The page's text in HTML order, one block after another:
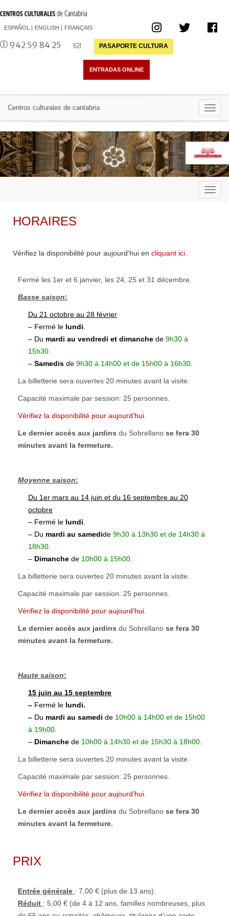
ESPAÑOL ENGLISH FRANÇAIS
942 59 84 25 PASAPORTE CULTURA
Centros culturales de cantabria
HORAIRES
Vérifiez la disponibilité pour aujourd'hui en cliquant ici.
Fermé les 1er et 6 janvier, les 24, 25 et 31 décembre.
Basse saison:
Du 21 octobre au 28 février
– Fermé le lundi.
– Du mardi au vendredi et dimanche de 9h30 à
15h30.
– Samedis de 9h30 à 14h00 et de 15h00 à 16h30.
La billetterie sera ouvertes 20 minutes avant la visite.
Capacité maximale par session: 25 personnes.
Vérifiez la disponibilité pour aujourd’hui.
Le dernier accès aux jardins du Sobrellano se fera 30
minutes avant la fermeture.
Moyenne saison:
Du 1er mars au 14 juin et du 16 septembre au 20
octobre
– Fermé le lundi.
– Du mardi au samedide 9h30 à 13h30 et de 14h30 à
18h30.
– Dimanche de 10h00 à 15h00.
La billetterie sera ouvertes 20 minutes avant la visite.
Capacité maximale par session: 25 personnes.
Vérifiez la disponibilité pour aujourd’hui.
Le dernier accès aux jardins du Sobrellano se fera 30
minutes avant la fermeture.
Haute saison:
15 juin au 15 septembre
– Fermé le lundi.
– Du mardi au samedi de 10h00 à 14h00 et de 15h00
à 19h00.
– Dimanche de 10h00 à 14h30 et de 15h30 à 18h00.
La billetterie sera ouvertes 20 minutes avant la visite.
Capacité maximale par session: 25 personnes.
Vérifiez la disponibilité pour aujourd’hui.
Le dernier accès aux jardins du Sobrellano se fera 30
minutes avant la fermeture.
PRIX
Entrée générale : 7,00 € (plus de 13 ans).
Réduit : 5,00 € (de 4 à 12 ans, familles nombreuses, plus